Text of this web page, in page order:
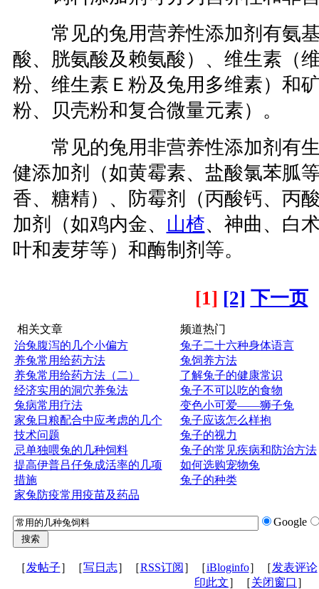
常见的兔用营养性添加剂有氨基
酸、胱氨酸及赖氨酸）、维生素（
粉、维生素Ｅ粉及兔用多维素）和
粉、贝壳粉和复合微量元素）。
常见的兔用非营养性添加剂有生
健添加剂（如黄霉素、盐酸氯苯胍
香、糖精）、防霉剂（丙酸钙、丙
加剂（如鸡内金、 山楂、神曲、白
叶和麦芽等）和酶制剂等。
[1] [2] 下一页
相关文章
治兔腹泻的几个小偏方
养兔常用给药方法
养兔常用给药方法（二）
经济实用的洞穴养兔法
兔病常用疗法
家兔日粮配合中应考虑的几个
技术问题
忌单独喂兔的几种饲料
提高伊普吕仔兔成活率的几项
措施
家兔防疫常用疫苗及药品
频道热门
兔子二十六种身体语言
兔饲养方法
了解兔子的健康常识
兔子不可以吃的食物
变色小可爱——狮子兔
兔子应该怎么样抱
兔子的视力
兔子的常见疾病和防治方法
如何选购宠物兔
兔子的种类
Google
［发帖子］［写日志］［RSS订阅 ］［iBloginfo］［发表评论
印此文］［关闭窗口 ］